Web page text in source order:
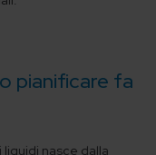
pianificare fa
nasce dalla